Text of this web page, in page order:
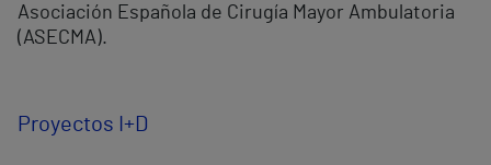
Asociación Española de Cirugía Mayor Ambulatoria
(ASECMA).
Proyectos I+D